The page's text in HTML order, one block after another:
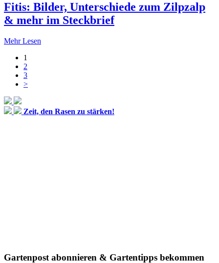
Fitis: Bilder, Unterschiede zum Zilpzalp
& mehr im Steckbrief
Mehr Lesen
Page
1
Page
2
Page
3
>
Zeit, den Rasen zu stärken!
Gartenpost abonnieren & Gartentipps bekommen